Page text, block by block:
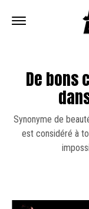
De bons
Synonyme de
est considéré à